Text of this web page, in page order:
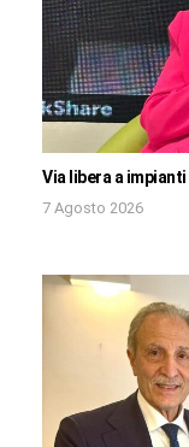
Via libera a
7 Agosto 2026